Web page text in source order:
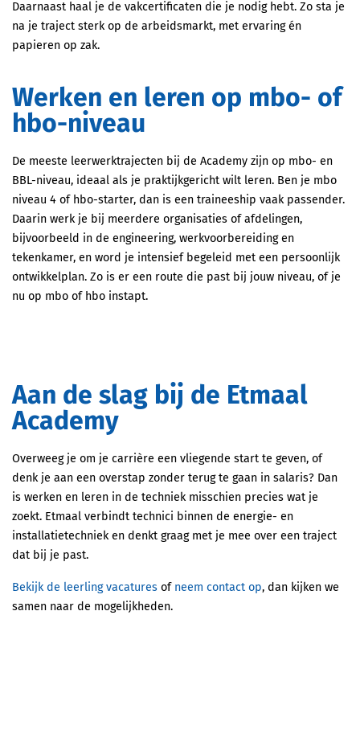
Daarnaast haal je de vakcertificaten die je nodig hebt. Zo sta je
na je traject sterk op de arbeidsmarkt, met ervaring én
papieren op zak.
Werken en leren op mbo- of
hbo-niveau
De meeste leerwerktrajecten bij de Academy zijn op mbo- en
BBL-niveau, ideaal als je praktijkgericht wilt leren. Ben je mbo
niveau 4 of hbo-starter, dan is een traineeship vaak passender.
Daarin werk je bij meerdere organisaties of afdelingen,
bijvoorbeeld in de engineering, werkvoorbereiding en
tekenkamer, en word je intensief begeleid met een persoonlijk
ontwikkelplan. Zo is er een route die past bij jouw niveau, of je
nu op mbo of hbo instapt.
Aan de slag bij de Etmaal
Academy
Overweeg je om je carrière een vliegende start te geven, of
denk je aan een overstap zonder terug te gaan in salaris? Dan
is werken en leren in de techniek misschien precies wat je
zoekt. Etmaal verbindt technici binnen de energie- en
installatietechniek en denkt graag met je mee over een traject
dat bij je past.
Bekijk de leerling vacatures of neem contact op, dan kijken we
samen naar de mogelijkheden.